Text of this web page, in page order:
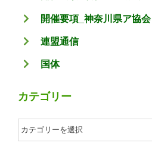
開催要項_神奈川県ア協会
連盟通信
国体
カテゴリー
カ
テ